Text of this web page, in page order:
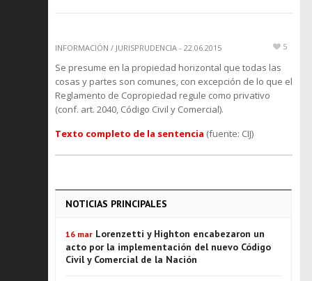
INFORMACIÓN / JURISPRUDENCIA - 22.06.2015 5
Se presume en la propiedad horizontal que todas las
cosas y partes son comunes, con excepción de lo que el
Reglamento de Copropiedad regule como privativo
(conf. art. 2040, Código Civil y Comercial).
Texto completo de la sentencia (fuente: CIJ)
NOTICIAS PRINCIPALES
16 mar Lorenzetti y Highton encabezaron un
acto por la implementación del nuevo Código
Civil y Comercial de la Nación